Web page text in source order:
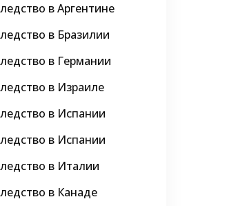
в Аргентине
в Бразилии
в Германии
в Израиле
в Испании
в Испании
в Италии
в Канаде